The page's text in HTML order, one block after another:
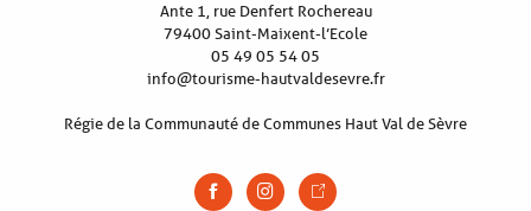
Ante 1, rue Denfert Rochereau
79400 Saint-Maixent-l’Ecole
05 49 05 54 05
info@tourisme-hautvaldesevre.fr
Régie de la Communauté de Communes Haut Val de Sèvre